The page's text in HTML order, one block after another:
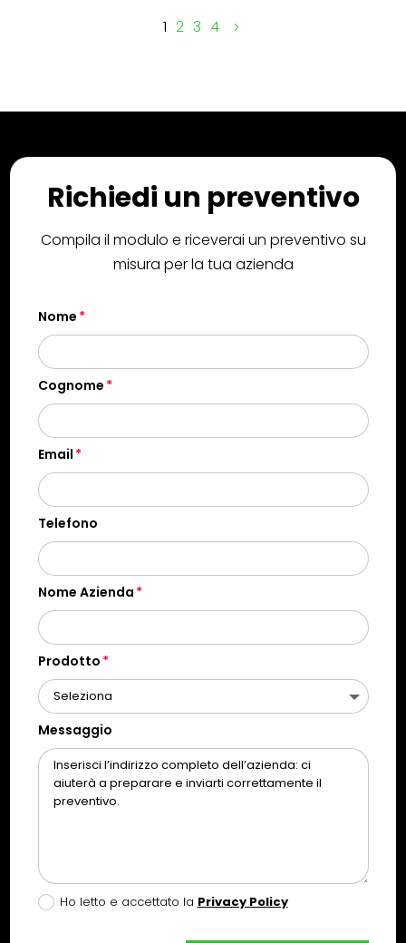
1 2 3 4
Richiedi un preventivo
Compila il modulo e riceverai un preventivo su
misura per la tua azienda
Nome
Cognome
Email
Telefono
Nome Azienda
Prodotto
Messaggio
Ho letto e accettato la Privacy Policy